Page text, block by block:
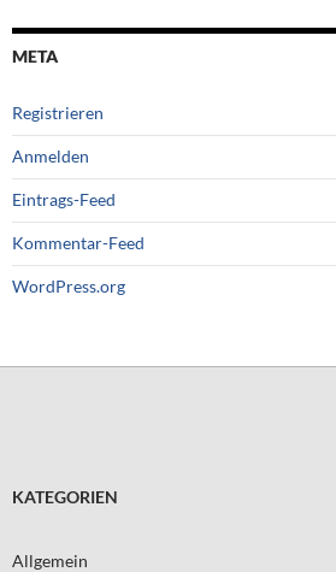
META
Registrieren
Anmelden
Eintrags-Feed
Kommentar-Feed
WordPress.org
KATEGORIEN
Allgemein